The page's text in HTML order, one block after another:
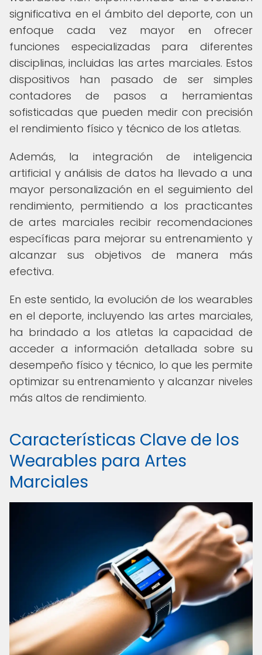
significativa en el ámbito del deporte, con un
enfoque cada vez mayor en ofrecer
funciones especializadas para diferentes
disciplinas, incluidas las artes marciales. Estos
dispositivos han pasado de ser simples
contadores de pasos a herramientas
sofisticadas que pueden medir con precisión
el rendimiento físico y técnico de los atletas.
Además, la integración de inteligencia
artificial y análisis de datos ha llevado a una
mayor personalización en el seguimiento del
rendimiento, permitiendo a los practicantes
de artes marciales recibir recomendaciones
específicas para mejorar su entrenamiento y
alcanzar sus objetivos de manera más
efectiva.
En este sentido, la evolución de los wearables
en el deporte, incluyendo las artes marciales,
ha brindado a los atletas la capacidad de
acceder a información detallada sobre su
desempeño físico y técnico, lo que les permite
optimizar su entrenamiento y alcanzar niveles
más altos de rendimiento.
Características Clave de los
Wearables para Artes
Marciales